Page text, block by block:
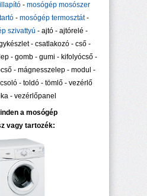
- mosógép mosószer
- mosógép termosztát-
szivattyú - ajtó - ajtórelé -
- csatlakozó - cső -
- gomb - gumi - kifolyócső -
- mágnesszelep - modul -
- toldó - tömlő - vezérlő
- vezérlőpanel
a mosógép
vagy tartozék: